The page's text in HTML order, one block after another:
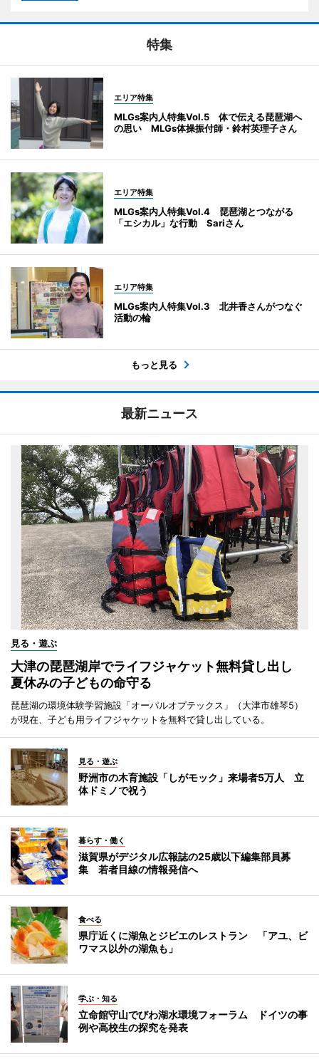
特集
エリア特集
MLGs案内人特集Vol.5 体で伝える琵琶湖へ
の思い MLGs体操振付師・鈴村英理子さん
エリア特集
MLGs案内人特集Vol.4 琵琶湖とつながる
「エシカル」な行動 Sariさん
エリア特集
MLGs案内人特集Vol.3 北井香さんがつなぐ
活動の輪
もっと見る
最新ニュース
見る・遊ぶ
大津の琵琶湖岸でライフジャケット無料貸し出し
夏休みの子どもの命守る
琵琶湖の環境体験学習施設「オーパルオプテックス」（大津市雄琴5）
が現在、子ども用ライフジャケットを無料で貸し出している。
見る・遊ぶ
野洲市の木育施設「しがモック」来場者5万人 立
体ドミノで祝う
暮らす・働く
滋賀県がデジタル広報誌の25歳以下編集部員募
集 若者目線の情報発信へ
食べる
県庁近くに湖魚とジビエのレストラン 「アユ、ビ
ワマス以外の湖魚も」
学ぶ・知る
立命館守山でびわ湖水環境フォーラム ドイツの事
例や高校生の探究を発表